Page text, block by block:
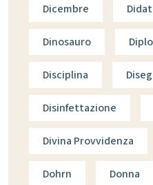
Dicembre
Dinosauro
Disciplina
Disinfettazione
Divina Provvidenza
Dohrn Donna